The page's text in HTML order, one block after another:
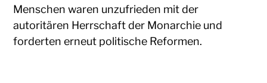
Menschen waren unzufrieden mit der
autoritären Herrschaft der Monarchie und
forderten erneut politische Reformen.